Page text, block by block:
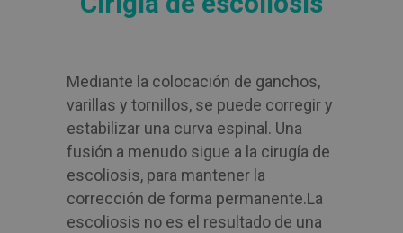
Mediante la colocación de ganchos,
varillas y tornillos, se puede corregir y
estabilizar una curva espinal. Una
fusión a menudo sigue a la cirugía de
escoliosis, para mantener la
corrección de forma permanente.La
escoliosis no es el resultado de una